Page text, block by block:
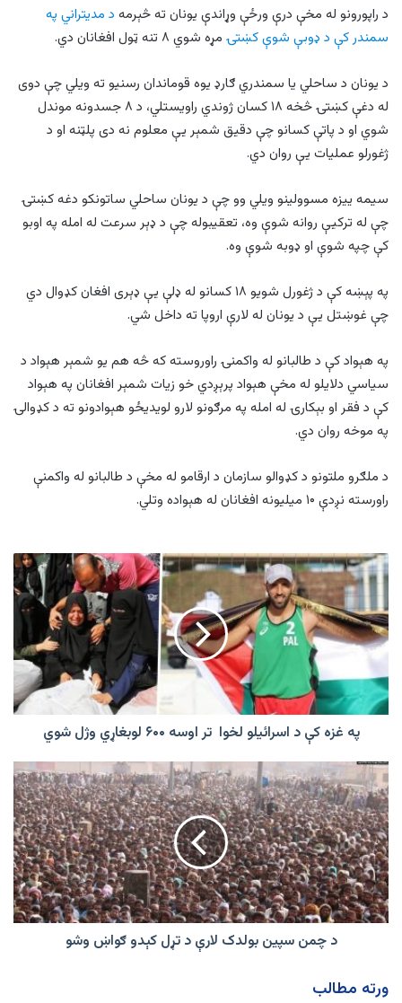
د راپورونو له مخې درې ورځې وړاندې يونان ته څېرمه د مديتراني په
سمندر کې د ډوبې شوې کښتۍ مړه شوي ۸ تنه ټول افغانان دي.
د یونان د ساحلي یا سمندري ګارډ يوه قوماندان رسنيو ته ويلي چې دوی
له دغې کښتۍ څخه ۱۸ کسان ژوندي راویستلي، د ۸ جسدونه موندل
شوي او د پاتې کسانو چې دقيق شمېر يې معلوم نه دی پلټنه او د
ژغورلو عملیات يې روان دي.
سيمه ييزه مسوولينو ويلي وو چې د يونان ساحلي ساتونکو دغه کښتۍ
چې له ترکيې روانه شوې وه، تعقيبوله چې د ډېر سرعت له امله په اوبو
کې چپه شوې او ډوبه شوې وه.
په پېښه کې د ژغورل شويو ۱۸ کسانو له ډلې يې ډېری افغان کډوال دي
چې غوښتل يې د يونان له لارې اروپا ته داخل شي.
په هېواد کې د طالبانو له واکمنۍ راوروسته که څه هم يو شمېر هېواد د
سیاسي دلايلو له مخې هېواد پرېږدي خو زيات شمېر افغانان په هېواد
کې د فقر او بېکارۍ له امله په مرګونو لارو لويديځو هېوادونو ته د کډوالۍ
په موخه روان دي.
د ملګرو ملتونو د کډوالو سازمان د ارقامو له مخې د طالبانو له واکمنې
راورسته نږدې ۱۰ ميليونه افغانان له هېواده وتلي.
په
غزه
د
اسرائیلو
لخوا
تر
اوسه
۶۰۰
لوبغاړي
شوي
په غزه کې د اسرائیلو لخوا تر اوسه ۶۰۰ لوبغاړي وژل شوي
د
چمن
سپین
بولدک
لارې
د
تړل
کېدو
ګواښ
د چمن سپین بولدک لارې د تړل کېدو ګواښ وشو
ورته مطالب